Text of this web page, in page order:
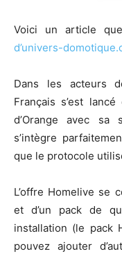
Voici un article
d’univers-
Dans les acteurs
Français s’est
d’Orange avec sa
s’intègre
que le protocole
L’offre Homelive se
et d’un pack de
installation (le pack
pouvez ajouter